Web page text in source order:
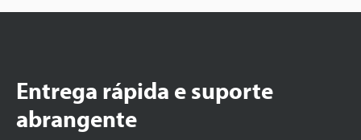
Entrega rápida e suporte
abrangente